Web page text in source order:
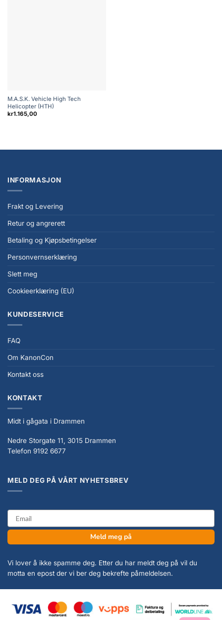
M.A.S.K. Vehicle High Tech
Helicopter (HTH)
kr1.165,00
INFORMASJON
Frakt og Levering
Retur og angrerett
Betaling og Kjøpsbetingelser
Personvernserklæring
Slett meg
Cookieerklæring (EU)
KUNDESERVICE
FAQ
Om KanonCon
Kontakt oss
KONTAKT
Midt i gågata i Drammen
Nedre Storgate 11, 3015 Drammen
Telefon 9192 6677
MELD DEG PÅ VÅRT NYHETSBREV
email
Meld meg på
Vi lover å ikke spamme deg. Etter du har meldt deg på vil du
motta en epost der vi ber deg bekrefte påmeldelsen.